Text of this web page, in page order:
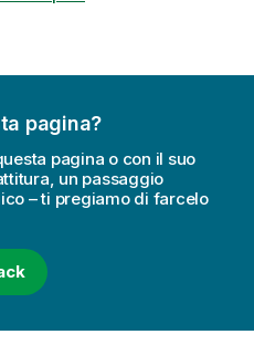
pagina?
pagina o con il suo
un passaggio
– ti pregiamo di farcelo